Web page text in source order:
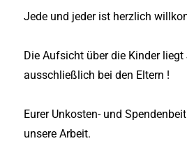
Jede und jeder ist herzlich
Die Aufsicht über die Kinder liegt
ausschließlich bei den Eltern !
Eurer Unkosten- und
unsere Arbeit.